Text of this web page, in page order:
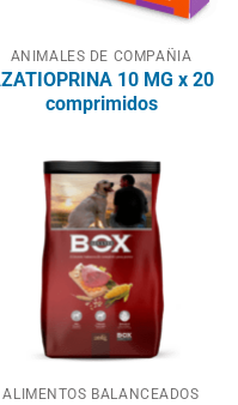
ANIMALES DE COMPAÑIA
10 MG x 20
comprimidos
ALIMENTOS BALANCEADOS